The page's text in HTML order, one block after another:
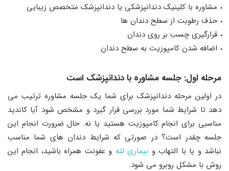
مشاوره با کلینیک دندانپزشکی یا دندانپزشک متخصص زیبایی
حذف رطوبت از سطح دندان ها
قرارگیری چسب بر روی دندان
اضافه شدن کامپوزیت به سطح دندان
مرحله اول: جلسه مشاوره با دندانپزشک است
در اولین مرحله دندانپزشک برای شما یک جلسه مشاوره ترتیب می
دهد تا شرایط شما مورد بررسی قرار گیرد و مشخص شود آیا کاندید
مناسبی برای انجام کامپوزیت هستید یا نه. حال ضرورت انجام این
جلسه چقدر است؟ در صورتی که شرایط دندان های شما مناسب
نباشد و یا با التهاب و بیماری لثه و عفونت همراه باشید، انجام این
روش با مشکل روبرو می شود.